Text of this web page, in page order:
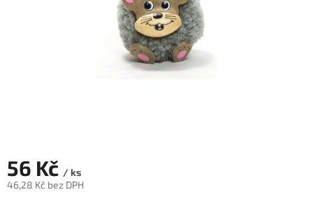
56 Kč / ks
46,28 Kč bez DPH